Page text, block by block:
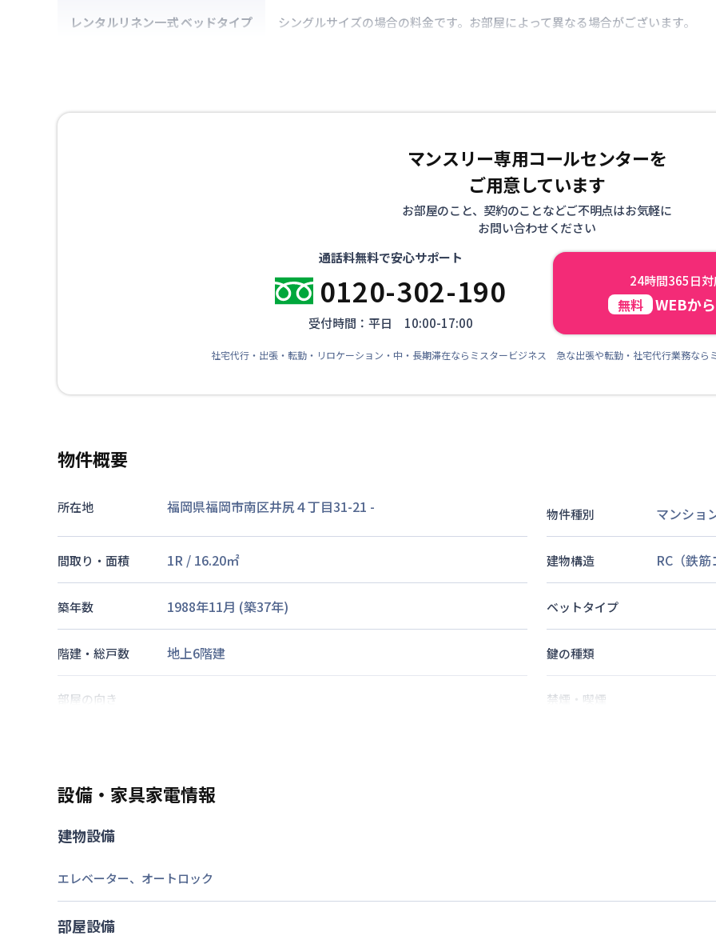
レンタルリネン一式 ベッドタイプ シングルサイズの場合の料金です。お部屋によって異なる場合がございます。
マンスリー専用コールセンターを
ご用意しています
お部屋のこと、契約のことなどご不明点はお気軽に
お問い合わせください
通話料無料で安心サポート
0120-302-190
受付時間：平日 10:00-17:00
24時間365日
無料 WEBか
社宅代行・出張・転勤・リロケーション・中・長期滞在ならミスタービジネス 急な出張や転勤・社宅代行業務なら
物件概要
所在地 福岡県福岡市南区井尻４丁目31-21 - 物件種別 マンショ
間取り・面積 1R / 16.20㎡ 建物構造 RC（鉄
築年数 1988年11月 (築37年) ベットタイプ
階建・総戸数 地上6階建 鍵の種類
部屋の向き 禁煙・喫煙
駐車場
情報更新日 2026年7月25日
設備・家具家電情報
建物設備
エレベーター、 オートロック
部屋設備